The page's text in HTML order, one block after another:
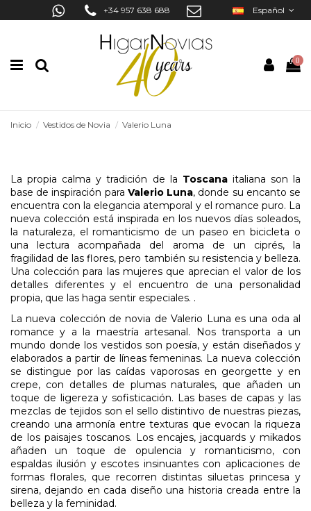
+34 957 638 688 Español
0
Inicio Vestidos de Novia Valerio Luna
La propia calma y tradición de la Toscanaitaliana son la
base de inspiración para Valerio Luna, donde su encanto se
encuentra con la elegancia atemporal y el romance puro. La
nueva colección está inspirada en los nuevos días soleados,
la naturaleza, el romanticismo de un paseo en bicicleta o
una lectura acompañada del aroma de un ciprés, la
fragilidad de las flores, pero también su resistencia y belleza.
Una colección para las mujeres que aprecian el valor de los
detalles diferentes y el encuentro de una personalidad
propia, que las haga sentir especiales. .
La nueva colección de novia de Valerio Luna es una oda al
romance y a la maestría artesanal. Nos transporta a un
mundo donde los vestidos son poesía, y están diseñados y
elaborados a partir de líneas femeninas. La nueva colección
se distingue por las caídas vaporosas en georgette y en
crepe, con detalles de plumas naturales, que añaden un
toque de ligereza y sofisticación. Las bases de capas y las
mezclas de tejidos son el sello distintivo de nuestras piezas,
creando una armonía entre texturas que evocan la riqueza
de los paisajes toscanos. Los encajes, jacquards y mikados
añaden un toque de opulencia y romanticismo, con
espaldas ilusión y escotes insinuantes con aplicaciones de
formas florales, que recorren distintas siluetas princesa y
sirena, dejando en cada diseño una historia creada entre la
belleza y la feminidad.